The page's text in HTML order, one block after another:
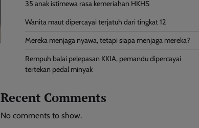
35 anak istimewa rasa kemeriahan HKHS
Wanita maut dipercayai terjatuh dari tingkat 12
Mereka menjaga nyawa, tetapi siapa menjaga mereka?
Rempuh balai pelepasan KKIA, pemandu dipercayai
tertekan pedal minyak
Recent Comments
No comments to show.